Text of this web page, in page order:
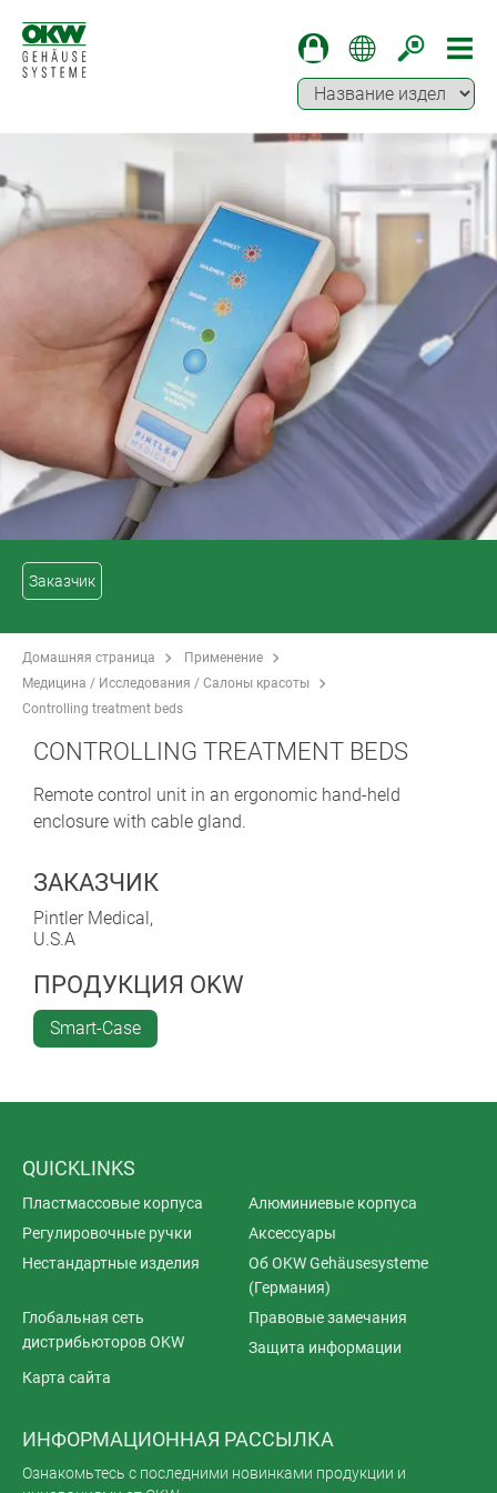
Заказчик
Домашняя страница
Применение
Медицина / Исследования / Салоны красоты
Controlling treatment beds
CONTROLLING TREATMENT BEDS
Remote control unit in an ergonomic hand-held
enclosure with cable gland.
ЗАКАЗЧИК
Pintler Medical,
U.S.A
ПРОДУКЦИЯ OKW
Smart-Case
QUICKLINKS
Пластмассовые корпуса
Алюминиевые корпуса
Регулировочные ручки
Аксессуары
Нестандартные изделия
Об OKW Gehäusesysteme
(Германия)
Глобальная сеть
дистрибьюторов OKW
Правовые замечания
Защита информации
Карта сайта
ИНФОРМАЦИОННАЯ РАССЫЛКА
Ознакомьтесь с последними новинками продукции и